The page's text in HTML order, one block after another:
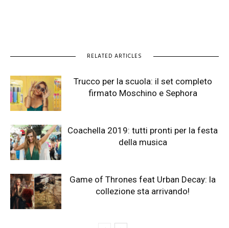
RELATED ARTICLES
Trucco per la scuola: il set completo
firmato Moschino e Sephora
Coachella 2019: tutti pronti per la festa
della musica
Game of Thrones feat Urban Decay: la
collezione sta arrivando!